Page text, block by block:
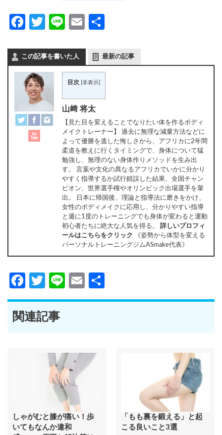
Facebook
Twitter
LineEmail
この記事を書いた人 最新の記事
目次 非表示
山﨑 将太
【見た目を変えることでなりたい体を作るボディ
メイクトレーナー】 過去に無理な減量方法などに
よって優勝を逃した悔しさから、アフリカに2年間
柔道を教えに行くタイミングで、身体について猛
勉強し、無理のない身体作りメソッドを生み出
す。 言葉や文化の異なるアフリカでいかに分かり
やすく指導するか試行錯誤した結果、全国チャン
ピオン、世界選手権やオリンピック出場選手を輩
出。 日本に帰国後、理論と指導法に磨きをかけ、
女性のボディメイクに応用し、分かりやすい指導
と週に1度のトレーニングでも身体が変わると運動
初心者たちに絶大な人気を得る。 詳しいプロフィ
ールはこちらをクリック 《姿勢から体型を変える
パーソナルトレーニングジムASmake代表》
Facebook
Twitter
LineEmail
有
関連記事
しゃがむと膝が痛い！歩
いてもなんか違和
「もも裏を鍛える」と起
こる良いこと3選